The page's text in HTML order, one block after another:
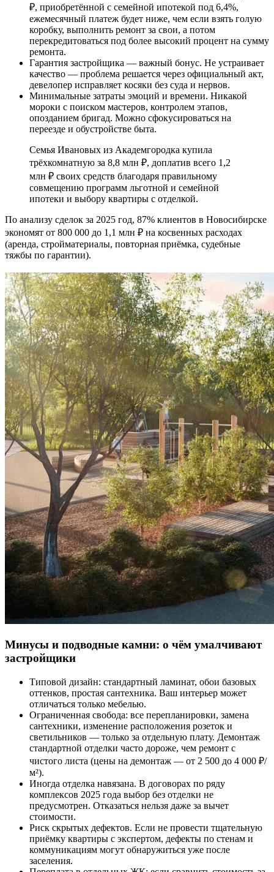
₽, приобретённой с семейной ипотекой под 6,4%,
ежемесячный платеж будет ниже, чем если взять голую
коробку, выполнить ремонт за свои, а потом
перекредитоваться под более высокий процент на сумму
ремонта.
Гарантия застройщика — важный бонус. Не устраивает
качество — проблема решается через официальный акт,
девелопер исправляет косяки без суда и нервов.
Минимальные затраты эмоций и времени. Никакой
мороки с поиском мастеров, контролем этапов,
опозданием бригад. Можно сфокусироваться на
переезде и обустройстве быта.
Семья Ивановых из Академгородка купила
трёхкомнатную за 8,8 млн ₽, доплатив всего 1,2
млн ₽ своих средств благодаря правильному
совмещению программ льготной и семейной
ипотеки и выбору квартиры с отделкой.
По анализу сделок за 2025 год, 87% клиентов в Новосибирске
экономят от 800 000 до 1,1 млн ₽ на косвенных расходах
(аренда, стройматериалы, повторная приёмка, судебные
тяжбы по гарантии).
Минусы и подводные камни: о чём умалчивают
застройщики
Типовой дизайн: стандартный ламинат, обои базовых
оттенков, простая сантехника. Ваш интерьер может
отличаться только мебелью.
Ограниченная свобода: все перепланировки, замена
сантехники, изменение расположения розеток и
светильников — только за отдельную плату. Демонтаж
стандартной отделки часто дороже, чем ремонт с
чистого листа (цены на демонтаж — от 2 500 до 4 000 ₽/
м²).
Иногда отделка навязана. В договорах по ряду
комплексов 2025 года выбор без отделки не
предусмотрен. Отказаться нельзя даже за вычет
стоимости.
Риск скрытых дефектов. Если не провести тщательную
приёмку квартиры с экспертом, дефекты по стенам и
коммуникациям могут обнаружиться уже после
заселения.